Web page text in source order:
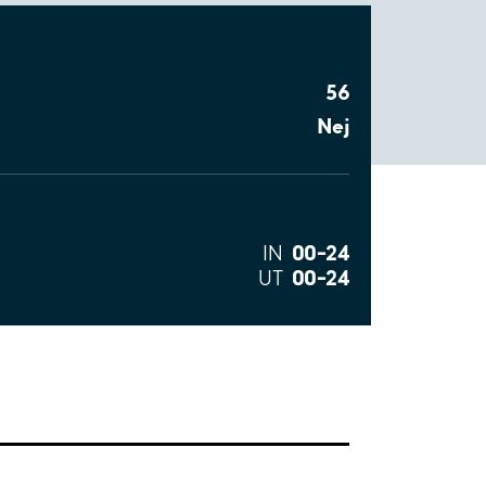
56
Nej
IN 00–24
UT 00–24